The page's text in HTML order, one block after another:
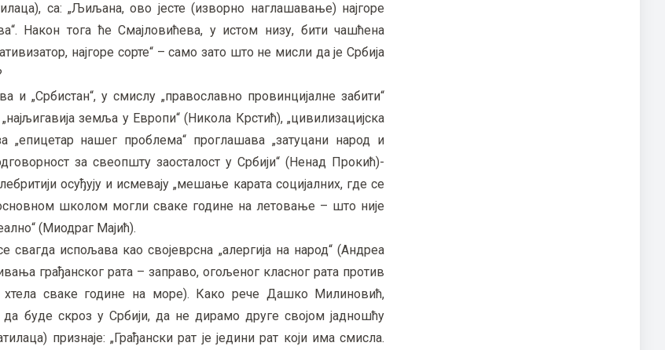
са: „Љиљана, ово јесте (изворно наглашавање) најгоре
Након тога ће Смајловићева, у истом низу, бити чашћена
најгоре сорте“ – само зато што не мисли да је Србија
и „Србистан“, у смислу „православно провинцијалне забити“
земља у Европи“ (Никола Крстић), „цивилизацијска
„епицетар нашег проблема“ проглашава „затуцани народ и
за свеопшту заосталост у Србији“ (Ненад Прокић)-
осуђују и исмевају „мешање карата социјалних, где се
школом могли сваке године на летовање – што није
(Миодраг Мајић).
испољава као својеврсна „алергија на народ“ (Андреа
грађанског рата – заправо, огољеног класног рата против
хтела сваке године на море). Како рече Дашко Милиновић,
буде скроз у Србији, да не дирамо друге својом јадношћу
признаје: „Грађански рат је једини рат који има смисла.